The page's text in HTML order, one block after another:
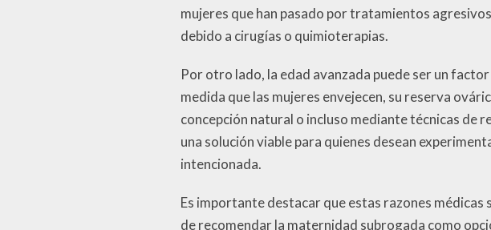
mujeres que han pasado por tratamientos
debido a cirugías o quimioterapias.
Por otro lado, la edad avanzada puede ser un
medida que las mujeres envejecen, su reserva
concepción natural o incluso mediante técnicas de
una solución viable para quienes desean
intencionada.
Es importante destacar que estas razones
de recomendar la maternidad subrogada como